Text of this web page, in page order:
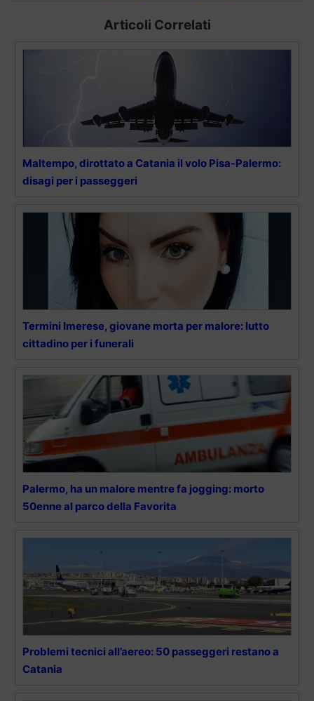
Articoli Correlati
Maltempo, dirottato a Catania il volo Pisa-Palermo:
disagi per i passeggeri
Termini Imerese, giovane morta per malore: lutto
cittadino per i funerali
Palermo, ha un malore mentre fa jogging: morto
50enne al parco della Favorita
Problemi tecnici all’aereo: 50 passeggeri restano a
Catania